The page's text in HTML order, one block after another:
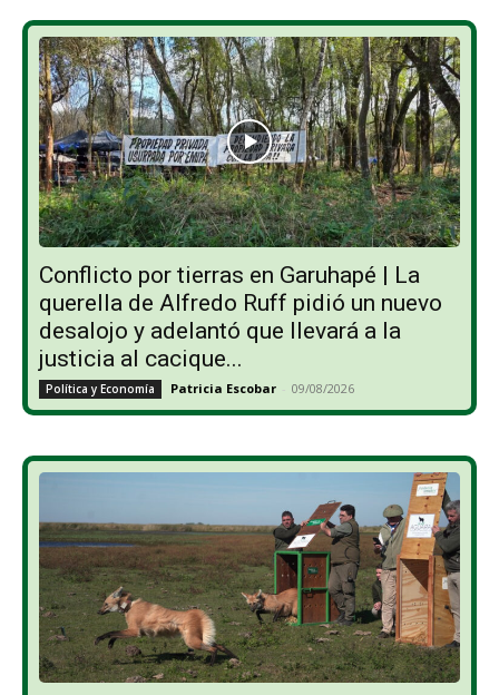
Conflicto por tierras en Garuhapé | La
querella de Alfredo Ruff pidió un nuevo
desalojo y adelantó que llevará a la
justicia al cacique...
Política y Economía Patricia Escobar - 09/08/2026